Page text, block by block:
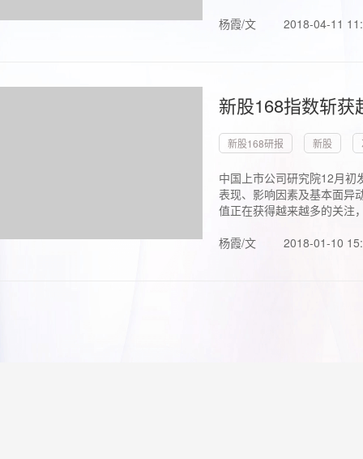
杨霞/文
2018-04-11
新股168指数斩
新股168研报 新股
中国上市公司研究院12月初
表现、影响因素及基本面异
值正在获得越来越多的关注
杨霞/文
2018-01-10